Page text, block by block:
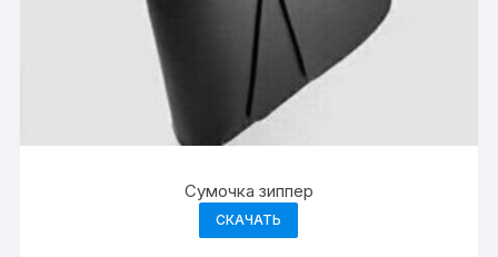
Сумочка зиппер
СКАЧАТЬ